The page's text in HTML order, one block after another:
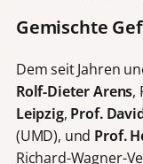
Gemischte
Dem seit Jahren
Rolf-Dieter Arens,
Leipzig, Prof.
(UMD), und Prof.
Richard-Wagner-